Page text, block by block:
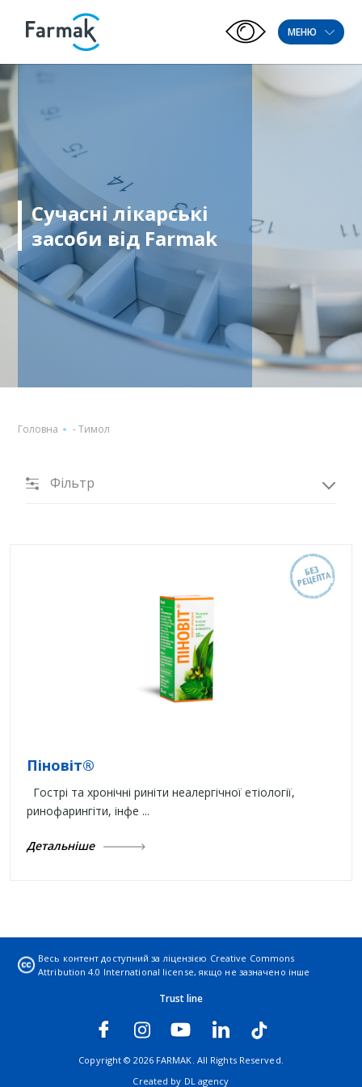
МЕНЮ
Сучасні лікарські
засоби від Farmak
Головна -Тимол
Фільтр
Піновіт®
Гострі та хронічні риніти неалергічної етіології,
ринофарингіти, інфе ...
Детальніше
Весь контент доступний за ліцензією Creative Commons
Attribution 4.0 International license, якщо не зазначено інше
Trust line
Copyright © 2026 FARMAK. All Rights Reserved.
Created by DL agency